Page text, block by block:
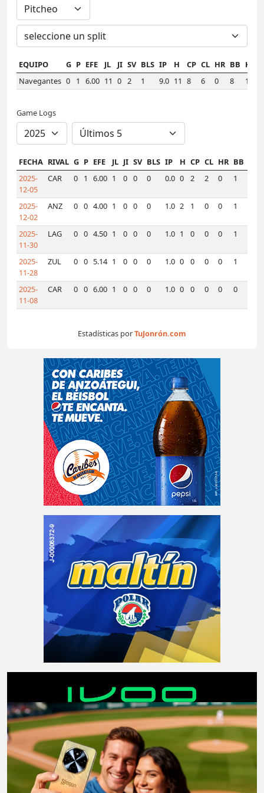
EQUIPO G P EFE JL JI SV BLS IP H CP CL HR BB K
Navegantes 0 1 6.00 11 0 2 1 9.0 11 8 6 0 8 15
Game Logs
FECHA RIVAL G P EFE JL JI SV BLS IP H CP CL HR BB
2025-
12-05
CAR 0 1 6.00 1 0 0 0 0.0 0 2 2 0 1
2025-
12-02
ANZ 0 0 4.00 1 0 0 0 1.0 2 1 0 0 1
2025-
11-30
LAG 0 0 4.50 1 0 0 0 1.0 1 0 0 0 1
2025-
11-28
ZUL 0 0 5.14 1 0 0 0 1.0 0 0 0 0 1
2025-
11-08
CAR 0 0 6.00 1 0 0 0 1.0 0 0 0 0 0
Estadísticas porTuJonrón.com